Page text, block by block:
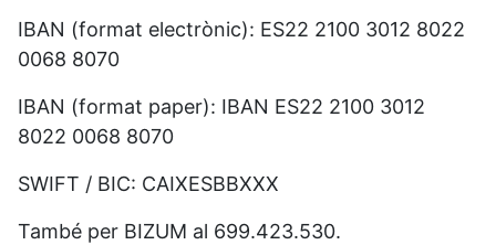
IBAN (format electrònic): ES22 2100 3012 8022
0068 8070
IBAN (format paper): IBAN ES22 2100 3012
8022 0068 8070
SWIFT / BIC: CAIXESBBXXX
També per BIZUM al 699.423.530.